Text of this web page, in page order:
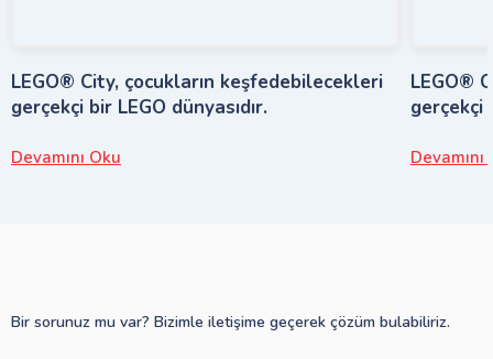
LEGO® City, çocukların keşfedebilecekleri
gerçekçi bir LEGO dünyasıdır.
Devamını Oku
LEGO®
gerçekçi
Devamını
Bir sorunuz mu var? Bizimle iletişime geçerek çözüm bulabiliriz.